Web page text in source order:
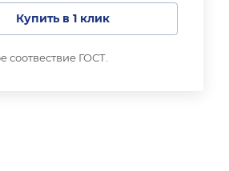
Купить в 1 клик
соотвествие ГОСТ.